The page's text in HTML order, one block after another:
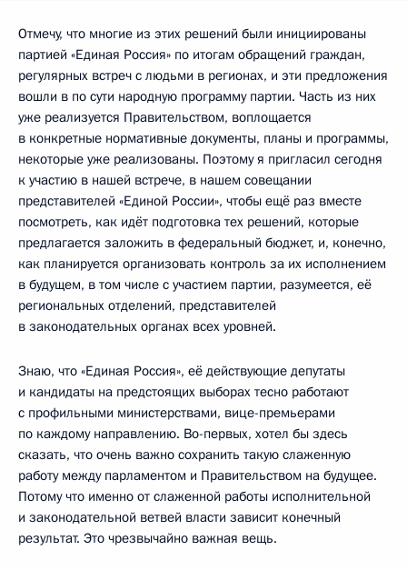
Отмечу, что многие из этих решений были инициированы
партией «Единая Россия» по итогам обращений граждан,
регулярных встреч с людьми в регионах, и эти предложения
вошли в по сути народную программу партии. Часть из них
уже реализуется Правительством, воплощается
в конкретные нормативные документы, планы и программы,
некоторые уже реализованы. Поэтому я пригласил сегодня
к участию в нашей встрече, в нашем совещании
представителей «Единой России», чтобы ещё раз вместе
посмотреть, как идёт подготовка тех решений, которые
предлагается заложить в федеральный бюджет, и, конечно,
как планируется организовать контроль за их исполнением
в будущем, в том числе с участием партии, разумеется, её
региональных отделений, представителей
в законодательных органах всех уровней.
Знаю, что «Единая Россия», её действующие депутаты
и кандидаты на предстоящих выборах тесно работают
с профильными министерствами, вице-премьерами
по каждому направлению. Во-первых, хотел бы здесь
сказать, что очень важно сохранить такую слаженную
работу между парламентом и Правительством на будущее.
Потому что именно от слаженной работы исполнительной
и законодательной ветвей власти зависит конечный
результат. Это чрезвычайно важная вещь.